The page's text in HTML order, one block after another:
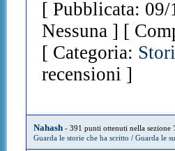
[ Pubblicata:
Nessuna ] [
[ Categoria:
recensioni ]
Nahash- 391 punti ottenuti nella sezione
Guarda le storie che ha scritto / Guarda le